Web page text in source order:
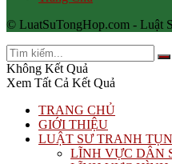
© LuatSuTongHop.com - Luật
Không Kết Quả
Xem Tất Cả Kết Quả
TRANG CHỦ
GIỚI THIỆU
LUẬT SƯ TRANH
LĨNH VỰC DÂN